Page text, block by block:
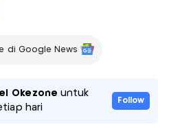
di Google News
Okezone untuk
hari
Follow